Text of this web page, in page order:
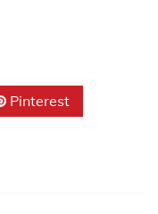
Pinterest